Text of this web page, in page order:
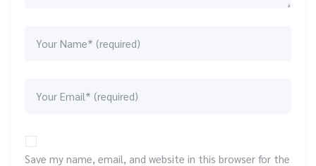
Save my name, email, and website in this browser for the